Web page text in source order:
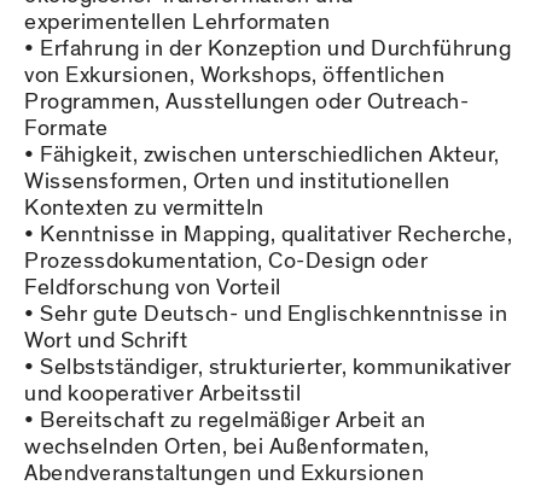
experimentellen Lehrformaten
Erfahrung in der Konzeption und Durchführung
von Exkursionen, Workshops, öffentlichen
Programmen, Ausstellungen oder Outreach-
Formate
Fähigkeit, zwischen unterschiedlichen Akteur,
Wissensformen, Orten und institutionellen
Kontexten zu vermitteln
Kenntnisse in Mapping, qualitativer Recherche,
Prozessdokumentation, Co-Design oder
Feldforschung von Vorteil
Sehr gute Deutsch- und Englischkenntnisse in
Wort und Schrift
Selbstständiger, strukturierter, kommunikativer
und kooperativer Arbeitsstil
Bereitschaft zu regelmäßiger Arbeit an
wechselnden Orten, bei Außenformaten,
Abendveranstaltungen und Exkursionen